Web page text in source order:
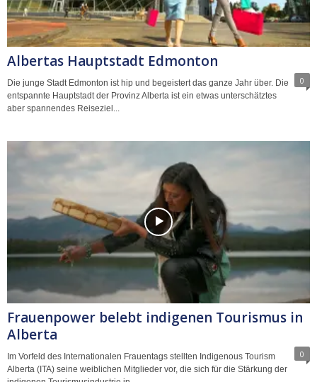
Albertas Hauptstadt Edmonton
0
Die junge Stadt Edmonton ist hip und begeistert das ganze Jahr über. Die
entspannte Hauptstadt der Provinz Alberta ist ein etwas unterschätztes
aber spannendes Reiseziel...
Frauenpower belebt indigenen Tourismus in
Alberta
0
Im Vorfeld des Internationalen Frauentags stellten Indigenous Tourism
Alberta (ITA) seine weiblichen Mitglieder vor, die sich für die Stärkung der